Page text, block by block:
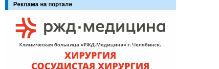
Реклама на портале